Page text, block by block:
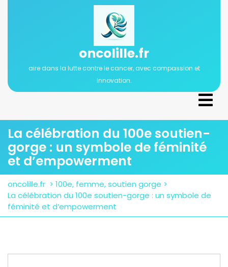
oncolille.fr
aire dans la lutte contre le cancer, avec compassion et
innovation.
La célébration du 100e soutien-
gorge : un symbole de féminité
et d’empowerment
oncolille.fr > 100e, femme,soutien gorge >
La célébration du 100e soutien-gorge : un symbole de
féminité et d’empowerment